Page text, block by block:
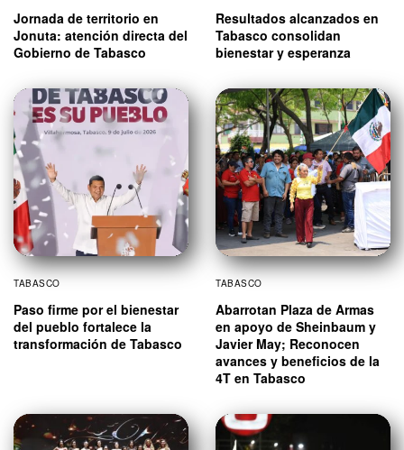
Jornada de territorio en
Jonuta: atención directa del
Gobierno de Tabasco
Resultados alcanzados en
Tabasco consolidan
bienestar y esperanza
TABASCO
Paso firme por el bienestar
del pueblo fortalece la
transformación de Tabasco
TABASCO
Abarrotan Plaza de Armas
en apoyo de Sheinbaum y
Javier May; Reconocen
avances y beneficios de la
4T en Tabasco